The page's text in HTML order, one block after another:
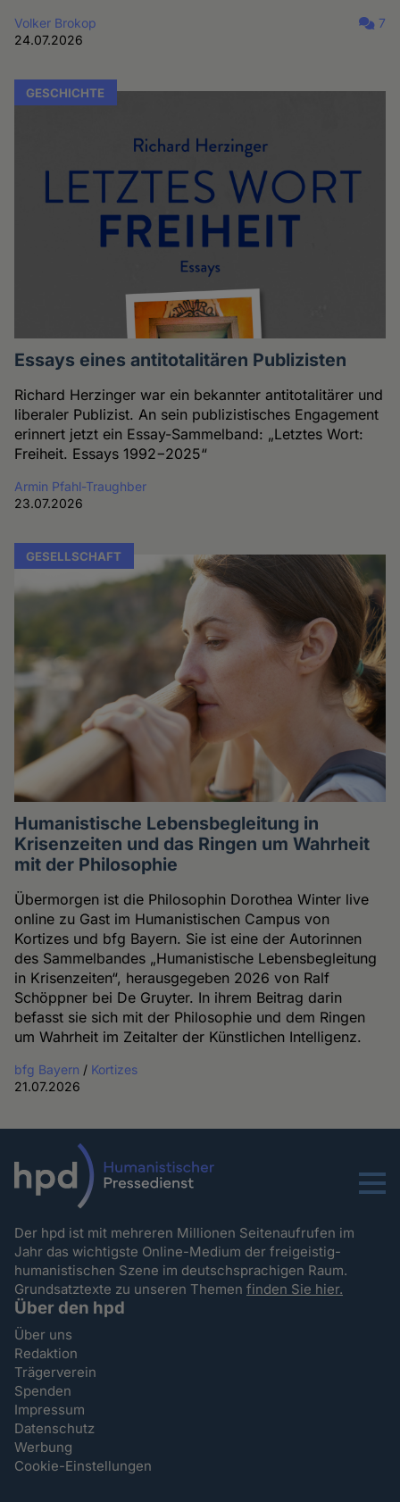
Volker Brokop
24.07.2026
7
GESCHICHTE
Essays eines antitotalitären Publizisten
Richard Herzinger war ein bekannter antitotalitärer und
liberaler Publizist. An sein publizistisches Engagement
erinnert jetzt ein Essay-Sammelband: „Letztes Wort:
Freiheit. Essays 1992−2025“
Armin Pfahl-Traughber
23.07.2026
GESELLSCHAFT
Humanistische Lebensbegleitung in
Krisenzeiten und das Ringen um Wahrheit
mit der Philosophie
Übermorgen ist die Philosophin Dorothea Winter live
online zu Gast im Humanistischen Campus von
Kortizes und bfg Bayern. Sie ist eine der Autorinnen
des Sammelbandes „Humanistische Lebensbegleitung
in Krisenzeiten“, herausgegeben 2026 von Ralf
Schöppner bei De Gruyter. In ihrem Beitrag darin
befasst sie sich mit der Philosophie und dem Ringen
um Wahrheit im Zeitalter der Künstlichen Intelligenz.
bfg Bayern / Kortizes
21.07.2026
Menu
Der hpd ist mit mehreren Millionen Seitenaufrufen im
Jahr das wichtigste Online-Medium der freigeistig-
humanistischen Szene im deutschsprachigen Raum.
Grundsatztexte zu unseren Themenfinden Sie hier.
Über den hpd
Über uns
Redaktion
Trägerverein
Spenden
Impressum
Datenschutz
Werbung
Cookie-Einstellungen